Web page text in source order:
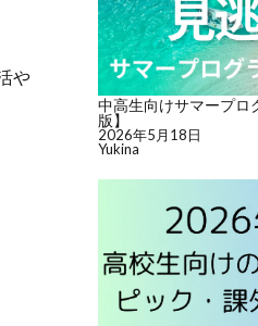
や
中高生向けサマープロ
版】
2026年5月18日
Yukina